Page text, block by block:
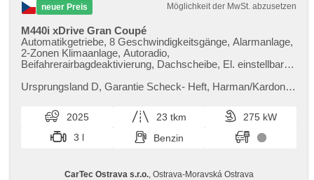
neuer Preis Möglichkeit der MwSt. abzusetzen
M440i xDrive Gran Coupé
Automatikgetriebe, 8 Geschwindigkeitsgänge, Alarmanlage,
2-Zonen Klimaanlage, Autoradio,
Beifahrerairbagdeaktivierung, Dachscheibe, El. einstellbare
Bremsbelages, Reifendrucksensor, zatmavená zadní skla,
beheizte Sitze
Ursprungsland D,​ Garantie Scheck​- Heft,​ Harman/Kardon
diferenciál M,​ Prověřené...
2025 23 tkm
275 kW
3 l
Benzin
CarTec Ostrava s.r.o., Ostrava-Moravská Ostrava